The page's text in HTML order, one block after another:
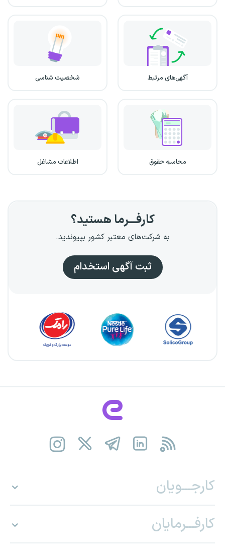
آگهی‌های مرتبط شخصیت شناسی
محاسبه حقوق اطلاعات مشاغل
کارفـــرما هستید؟
به شرکت‌های معتبر کشور بپیوندید.
ثبت آگهی استخدام
کارجـــویان
کارفـــرمایان